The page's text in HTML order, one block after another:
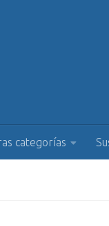
categorías